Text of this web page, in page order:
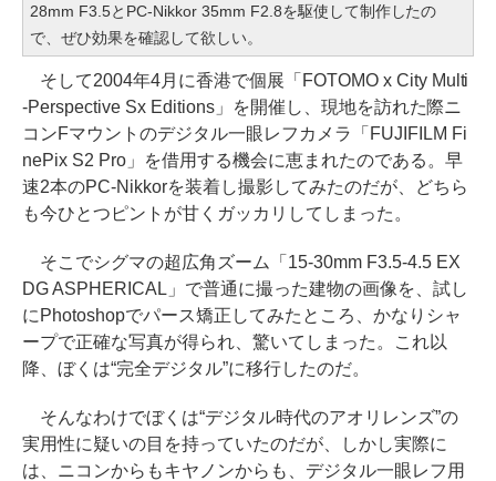
28mm F3.5とPC-Nikkor 35mm F2.8を駆使して制作したの
で、ぜひ効果を確認して欲しい。
そして2004年4月に香港で個展「FOTOMO x City Multi
-Perspective Sx Editions」を開催し、現地を訪れた際ニ
コンFマウントのデジタル一眼レフカメラ「FUJIFILM Fi
nePix S2 Pro」を借用する機会に恵まれたのである。早
速2本のPC-Nikkorを装着し撮影してみたのだが、どちら
も今ひとつピントが甘くガッカリしてしまった。
そこでシグマの超広角ズーム「15-30mm F3.5-4.5 EX
DG ASPHERICAL」で普通に撮った建物の画像を、試し
にPhotoshopでパース矯正してみたところ、かなりシャ
ープで正確な写真が得られ、驚いてしまった。これ以
降、ぼくは“完全デジタル”に移行したのだ。
そんなわけでぼくは“デジタル時代のアオリレンズ”の
実用性に疑いの目を持っていたのだが、しかし実際に
は、ニコンからもキヤノンからも、デジタル一眼レフ用